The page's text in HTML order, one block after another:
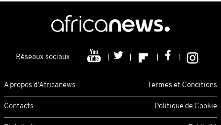
Réseaux sociaux
A propos d'Africanews Termes et Conditions
Contacts Politique de Cookie